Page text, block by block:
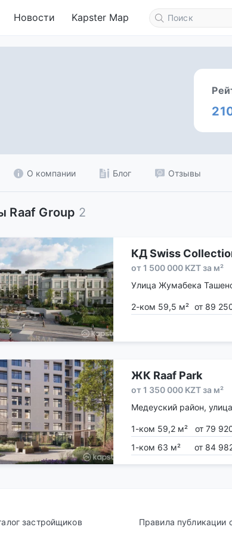
Новости Kapster Map
О компании Блог Отзывы
Raaf Group 2
КД Swiss
от 1 500 000 KZT за м²
Улица Жумабека
2-ком 59,5 м² от 89
ЖК Raaf Park
от 1 350 000 KZT за м²
Медеуский район,
1-ком 59,2 м² от 79
1-ком 63 м²
от 84
застройщиков
Правила публикации